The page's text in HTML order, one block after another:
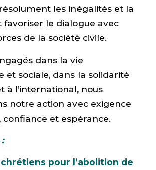
les inégalités et la
favoriser le dialogue avec
de la société civile.
dans la vie
et sociale, dans la solidarité
à l’international, nous
notre action avec exigence
confiance et espérance.
pour l’abolition de